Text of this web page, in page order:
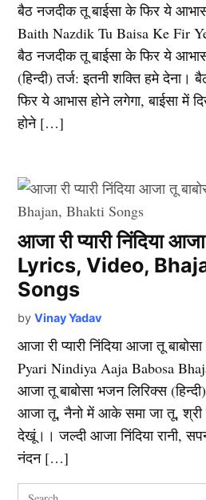
बैठ नजदीक तू बाईसा के फिर ये
Baith Nazdik Tu Baisa Ke Fir
बैठ नजदीक तू बाईसा के फिर ये
(हिन्दी) तर्ज: इतनी शक्ति हमे देना।
फिर ये आभास होने लगेगा, बाईसा में
होने […]
आजा री प्यारी निंदिया
Lyrics, Video,
Songs
by Vinay Yadav
आजा री प्यारी निंदिया आजा तू
Pyari Nindiya Aaja Babosa
आजा तू बाबोसा भजन लिरिक्स (हिन्दी)
आजा तू, नैनो में आके समा जा तू, श्री
देखूं।। जल्दी आजा निंदिया रानी,
नंदन […]
Search